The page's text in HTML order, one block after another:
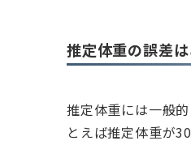
推定体重の誤差
推定体重には一般
とえば推定体重が